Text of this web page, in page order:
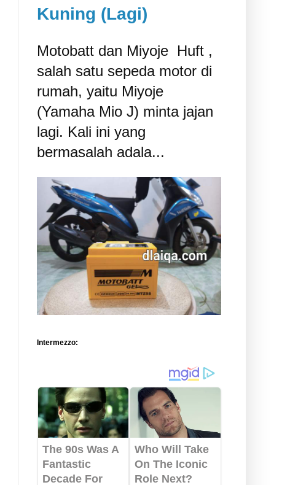
Kuning (Lagi)
Motobatt dan Miyoje ‎ Huft ,
salah satu sepeda motor di
rumah, yaitu Miyoje
(Yamaha Mio J) minta jajan
lagi. Kali ini yang
bermasalah adala...
Intermezzo: